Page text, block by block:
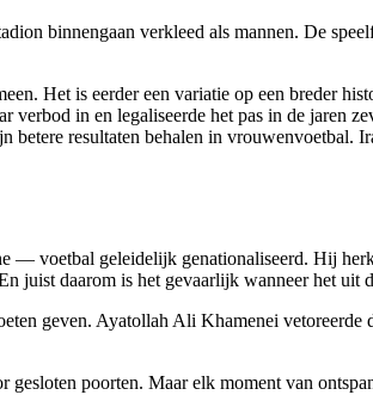
binnengaan verkleed als mannen. De
Het is eerder een variatie op een breder
in en legaliseerde het pas in de jaren
betere resultaten behalen in vrouwenvoetbal.
— voetbal geleidelijk genationaliseerd. Hij
juist daarom is het gevaarlijk wanneer het uit
geven. Ayatollah Ali Khamenei vetoreerde
gesloten poorten. Maar elk moment van